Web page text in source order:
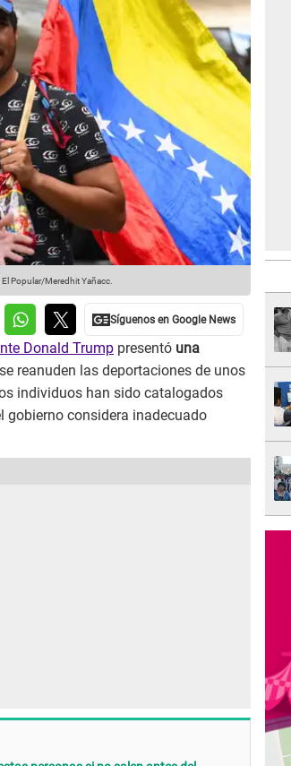
Popular/Meredhit Yañacc.
Donald Trump presentó una
reanuden las deportaciones de unos
individuos han sido catalogados
considera inadecuado